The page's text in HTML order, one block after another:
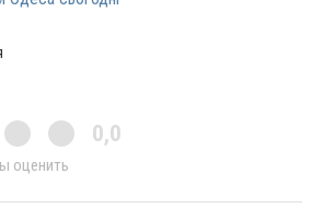
0,0
оценить